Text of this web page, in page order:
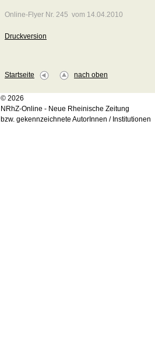
Online-Flyer Nr. 245 vom 14.04.2010
Druckversion
Startseite nach oben
© 2026
NRhZ-Online - Neue Rheinische Zeitung
bzw. gekennzeichnete AutorInnen / Institutionen